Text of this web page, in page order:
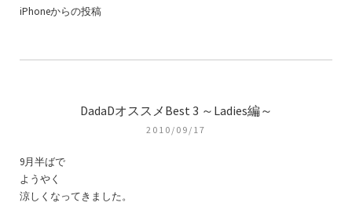
iPhoneからの投稿
DadaDオススメBest 3 ～Ladies編～
2010/09/17
9月半ばで
ようやく
涼しくなってきました。